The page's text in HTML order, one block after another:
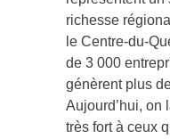
richesse
le Centre-du-
de 3 000
génèrent plus
Aujourd’hui, on
très fort à ceux